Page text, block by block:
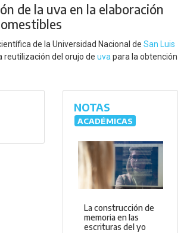
de la uva en la elaboración
de la Universidad Nacional de San Luis
reutilización del orujo de uva para la obtención
NOTAS
ACADÉMICAS
La construcción de
memoria en las
escrituras del yo